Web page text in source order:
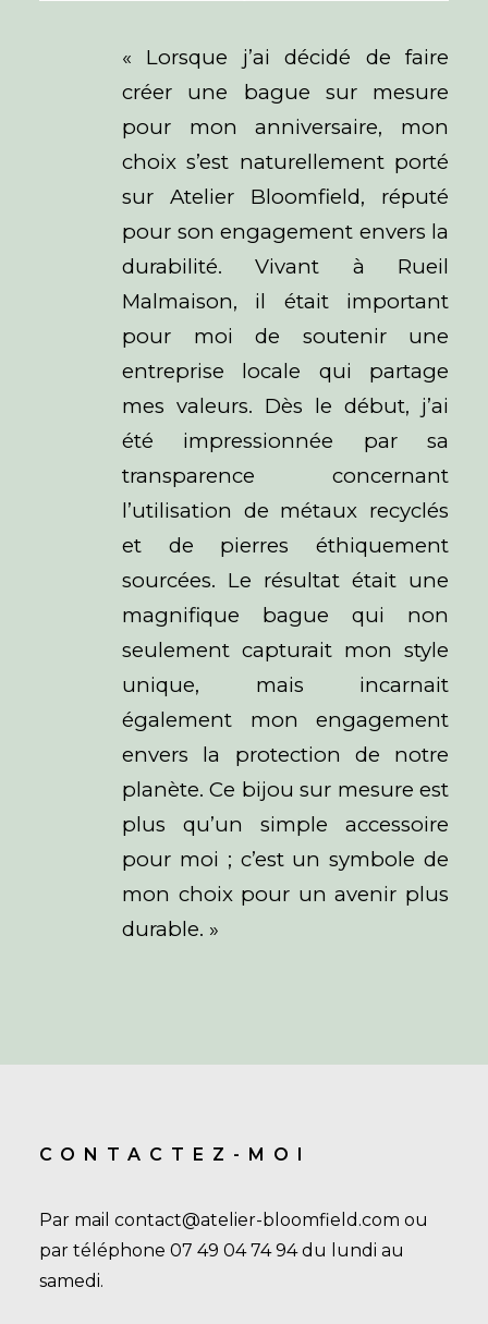
« Lorsque j’ai décidé de faire
créer une bague sur mesure
pour mon anniversaire, mon
choix s’est naturellement porté
sur Atelier Bloomfield, réputé
pour son engagement envers la
durabilité. Vivant à Rueil
Malmaison, il était important
pour moi de soutenir une
entreprise locale qui partage
mes valeurs. Dès le début, j’ai
été impressionnée par sa
transparence concernant
l’utilisation de métaux recyclés
et de pierres éthiquement
sourcées. Le résultat était une
magnifique bague qui non
seulement capturait mon style
unique, mais incarnait
également mon engagement
envers la protection de notre
planète. Ce bijou sur mesure est
plus qu’un simple accessoire
pour moi ; c’est un symbole de
mon choix pour un avenir plus
durable. »
CONTACTEZ-MOI
Par mail contact@atelier-bloomfield.com ou
par téléphone 07 49 04 74 94 du lundi au
samedi.